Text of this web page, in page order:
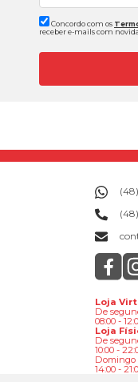
Concordo com os
receber e-mails com
Loja
De
08:00 -
Loja
De
10:00 -
Domingo
14:00 -